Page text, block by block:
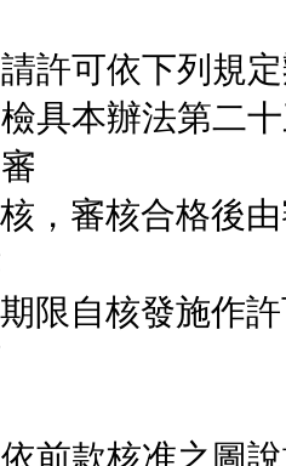
許可依下列規
具本辦法第二
，審核合格後
限自核發施作
前款核准之圖